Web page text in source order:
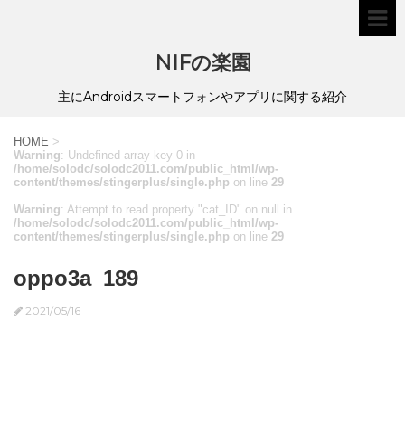
NIFの楽園
主にAndroidスマートフォンやアプリに関する紹介
HOME >
Warning: Undefined array key 0 in
/home/solodc/solodc2011.com/public_html/wp-
content/themes/stingerplus/single.php on line 29
Warning: Attempt to read property "cat_ID" on null in
/home/solodc/solodc2011.com/public_html/wp-
content/themes/stingerplus/single.php on line 29
oppo3a_189
2021/05/16